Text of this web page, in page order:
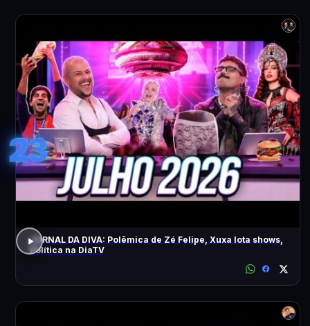
23
JORNAL DA DIVA: Polêmica de Zé Felipe, Xuxa lota shows,
Política na DiaTV